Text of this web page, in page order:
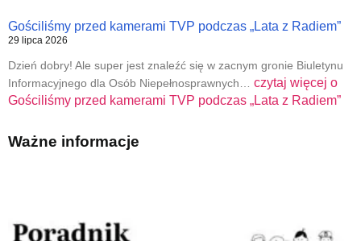
Gościliśmy przed kamerami TVP podczas „Lata z Radiem”
29 lipca 2026
Dzień dobry! Ale super jest znaleźć się w zacnym gronie Biuletynu
Informacyjnego dla Osób Niepełnosprawnych… czytaj więcej o
Gościliśmy przed kamerami TVP podczas „Lata z Radiem”
Ważne informacje